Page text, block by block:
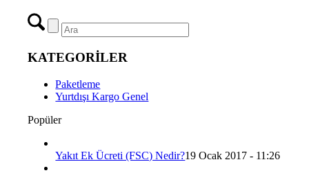
KATEGORİLER
Paketleme
Yurtdışı Kargo Genel
Popüler
Yakıt Ek Ücreti (FSC) Nedir?19 Ocak 2017 - 11:26